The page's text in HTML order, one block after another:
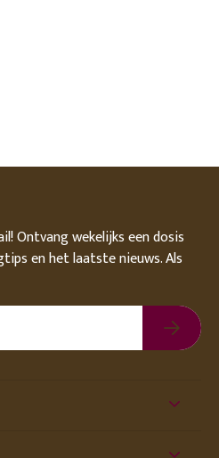
Ontvang wekelijks een dosis
en het laatste nieuws. Als